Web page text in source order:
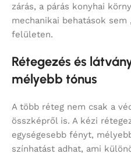
zárás, a párás konyhai
mechanikai behatások
felületen.
Rétegezés és
mélyebb tónus
A több réteg nem csak a
összképről is. A kézi
egységesebb fényt,
színhatást adhat, ami